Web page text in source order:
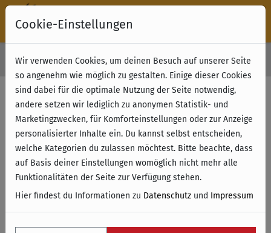
Kostenloser Versand & Retoure ab 49 € (innerhalb Deutschlands)
Cookie-Einstellungen
Wir verwenden Cookies, um deinen Besuch auf unserer Seite
so angenehm wie möglich zu gestalten. Einige dieser Cookies
sind dabei für die optimale Nutzung der Seite notwendig,
andere setzen wir lediglich zu anonymen Statistik- und
Marketingzwecken, für Komforteinstellungen oder zur Anzeige
personalisierter Inhalte ein. Du kannst selbst entscheiden,
welche Kategorien du zulassen möchtest. Bitte beachte, dass
auf Basis deiner Einstellungen womöglich nicht mehr alle
Funktionalitäten der Seite zur Verfügung stehen.
Hier findest du Informationen zu Datenschutz und Impressum